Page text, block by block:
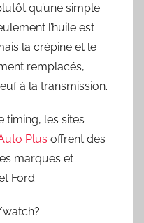
qu’une simple
l’huile est
la crépine et le
remplacés,
à la transmission.
timing, les sites
Plus offrent des
marques et
Ford.